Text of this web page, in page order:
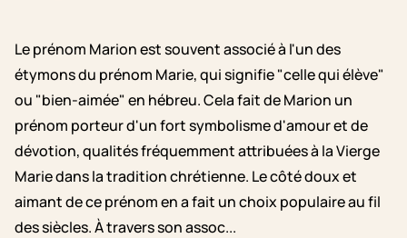
Le prénom Marion est souvent associé à l'un des
étymons du prénom Marie, qui signifie "celle qui élève"
ou "bien-aimée" en hébreu. Cela fait de Marion un
prénom porteur d'un fort symbolisme d'amour et de
dévotion, qualités fréquemment attribuées à la Vierge
Marie dans la tradition chrétienne. Le côté doux et
aimant de ce prénom en a fait un choix populaire au fil
des siècles. À travers son assoc...